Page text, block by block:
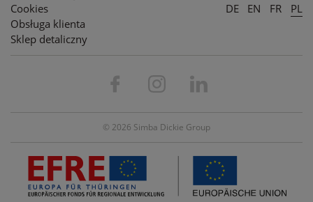
Cookies
Obsługa klienta
Sklep detaliczny
DE EN FR PL
© 2026 Simba Dickie Group